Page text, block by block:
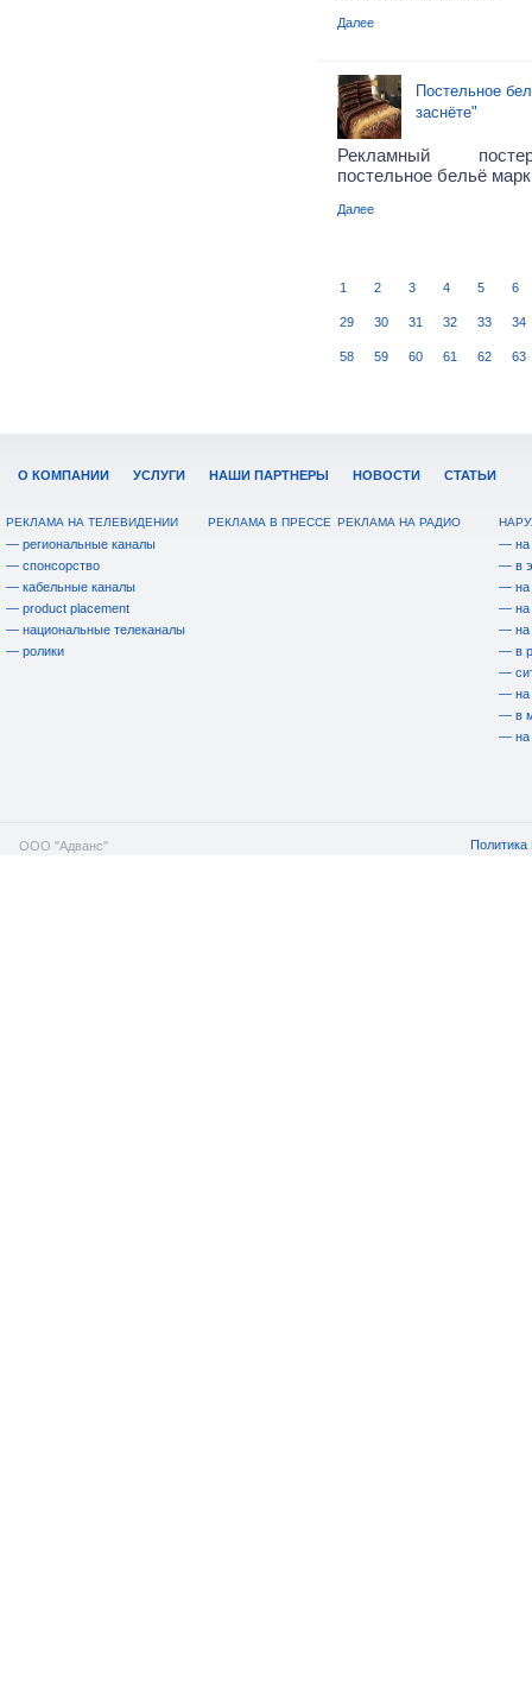
Далее
Постельное
заснёте"
Рекламный
постельное бельё
Далее
1 2 3 4 5 6
29 30 31 32 33 34
58 59 60 61 62 63
О КОМПАНИИ УСЛУГИ НАШИ ПАРТНЕРЫ НОВОСТИ СТАТЬИ
РЕКЛАМА НА ТЕЛЕВИДЕНИИ
— региональные каналы
— спонсорство
— кабельные каналы
— product placement
— национальные телеканалы
— ролики
РЕКЛАМА В ПРЕССЕ РЕКЛАМА НА РАДИО
— на
— в
— на
— на
— на
— в
—
— на
— в
— на
ООО "Адванс" Политика